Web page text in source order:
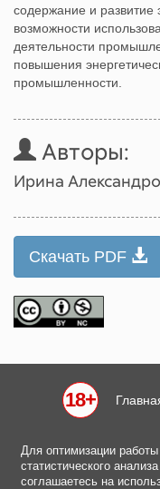
содержание и развитие
возможности
деятельности
повышения
промышленности.
Авторы:
Ирина
Скачать PDF
18+
Для оптимизации
статистического
соглашаетесь на